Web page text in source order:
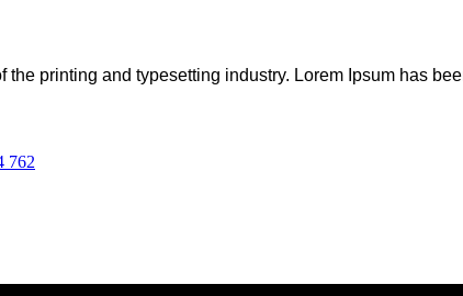
the printing and typesetting industry. Lorem Ipsum has
762